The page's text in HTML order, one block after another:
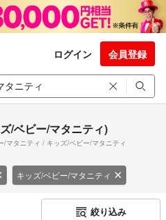
ログイン 会員登録
/ベビー/マタニティ)
/マタニティ / キッズ/ベビー/マタニティ
キッズ/ベビー/マタニティ
絞り込み